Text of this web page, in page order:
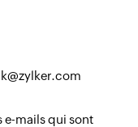
e-mails qui sont